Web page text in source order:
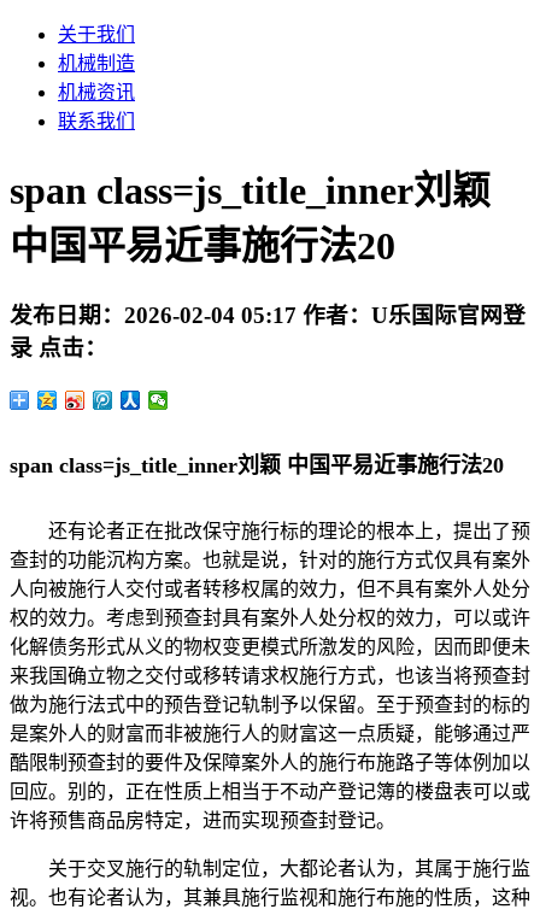
关于我们
机械制造
机械资讯
联系我们
span class=js_title_inner刘颖
中国平易近事施行法20
发布日期： 2026-02-04 05:17 作者： U乐国际官网登
录 点击：
span class=js_title_inner刘颖 中国平易近事施行法20
还有论者正在批改保守施行标的理论的根本上，提出了预
查封的功能沉构方案。也就是说，针对的施行方式仅具有案外
人向被施行人交付或者转移权属的效力，但不具有案外人处分
权的效力。考虑到预查封具有案外人处分权的效力，可以或许
化解债务形式从义的物权变更模式所激发的风险，因而即便未
来我国确立物之交付或移转请求权施行方式，也该当将预查封
做为施行法式中的预告登记轨制予以保留。至于预查封的标的
是案外人的财富而非被施行人的财富这一点质疑，能够通过严
酷限制预查封的要件及保障案外人的施行布施路子等体例加以
回应。别的，正在性质上相当于不动产登记簿的楼盘表可以或
许将预售商品房特定，进而实现预查封登记。
关于交叉施行的轨制定位，大都论者认为，其属于施行监
视。也有论者认为，其兼具施行监视和施行布施的性质，这种